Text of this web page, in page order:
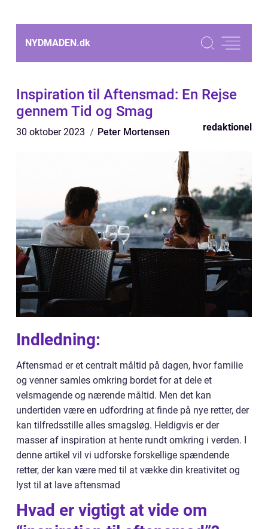
NYDMADEN.dk
Inspiration til Aftensmad: En Rejse
gennem Tid og Smag
30 oktober 2023 Peter Mortensen redaktionel
Indledning:
Aftensmad er et centralt måltid på dagen, hvor familie
og venner samles omkring bordet for at dele et
velsmagende og nærende måltid. Men det kan
undertiden være en udfordring at finde på nye retter, der
kan tilfredsstille alles smagsløg. Heldigvis er der
masser af inspiration at hente rundt omkring i verden. I
denne artikel vil vi udforske forskellige spændende
retter, der kan være med til at vække din kreativitet og
lyst til at lave aftensmad
Hvad er vigtigt at vide om